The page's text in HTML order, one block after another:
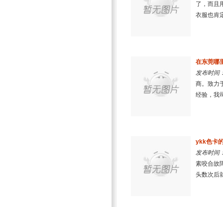
了，而且
衣服也肯
在东莞哪
发布时间
商。致力
经验，我
ykk色卡
发布时间
素咬合故
头数次